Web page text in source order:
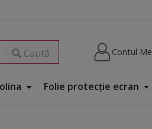
Caută Contul
Folie protecţie ecran